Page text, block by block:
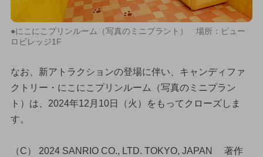
●にこにこプリンルーム（写真のミニプラント） 場所：ピュー
ロビレッジ1F
なお、新アトラクションの登場に伴い、キャンディファ
クトリー・にこにこプリンルーム（写真のミニプラン
ト）は、2024年12月10日（火）をもってクローズしま
す。
（C） 2024 SANRIO CO., LTD. TOKYO, JAPAN 著作